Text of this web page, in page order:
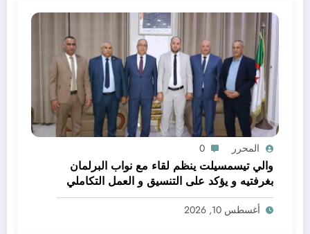
المحرر 0
والي تيسمسيلت ينظم لقاء مع نواب البرلمان
بغرفتيه و يؤكد على التنسيق و العمل التكاملي
خدمة للتنمية و المواطن
أغسطس 10, 2026